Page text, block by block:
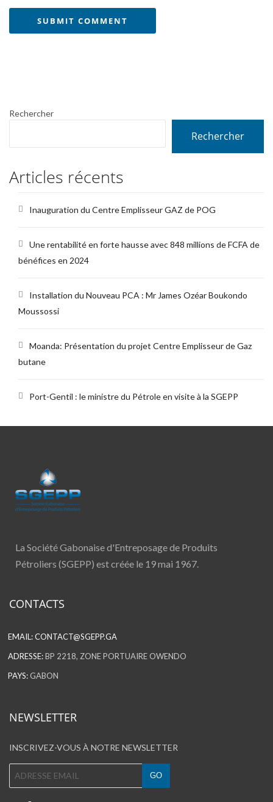
Rechercher
Rechercher
Articles récents
Inauguration du Centre Emplisseur GAZ de POG
Une rentabilité en forte hausse avec 848 millions de FCFA de
bénéfices en 2024
Installation du Nouveau PCA : Mr James Ozéar Boukondo
Moussossi
Moanda: Présentation du projet Centre Emplisseur de Gaz
butane
Port-Gentil : le ministre du Pétrole en visite à la SGEPP
La Société Gabonaise d'Entreposage de Produits
Pétroliers (SGEPP) est créée le 19 mai 1967.
CONTACTS
EMAIL:CONTACT@SGEPP.GA
ADRESSE:BP 2218, ZONE PORTUAIRE OWENDO
PAYS: GABON
NEWSLETTER
INSCRIVEZ-VOUS À NOTRE NEWSLETTER